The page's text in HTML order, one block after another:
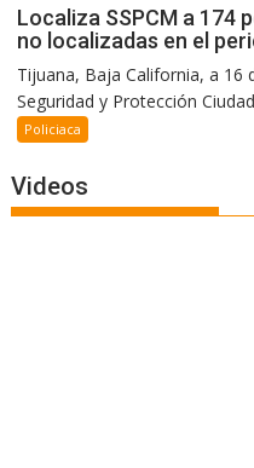
Localiza SSPCM a 174
no localizadas en el
Tijuana, Baja California, a 16
Seguridad y Protección
Policiaca
Videos